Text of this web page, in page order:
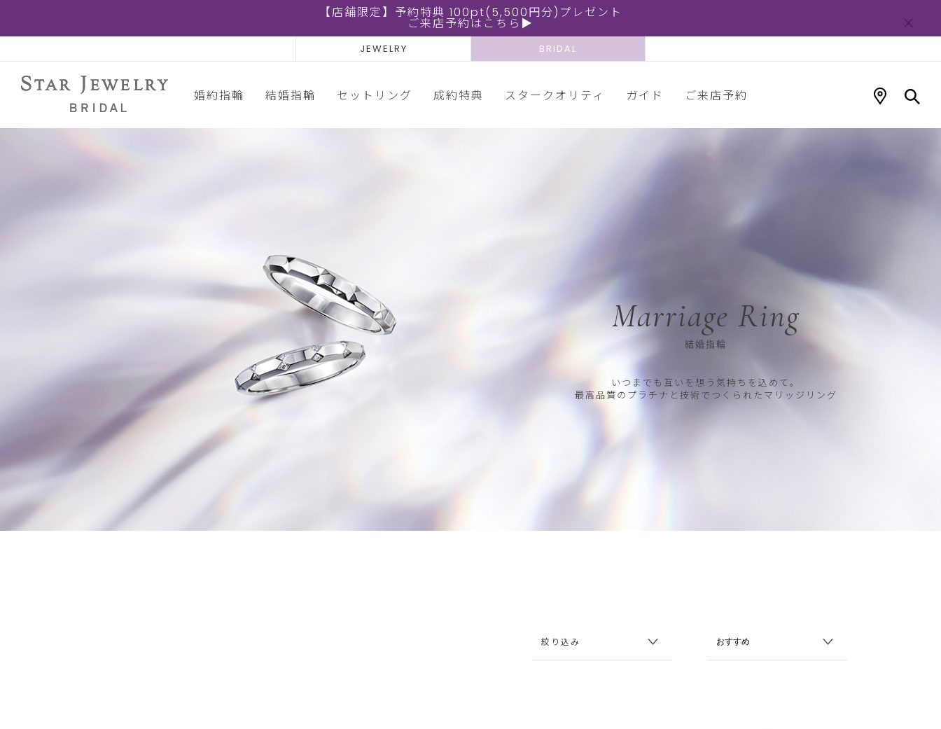
【店舗限定】予約特典 100pt(5,500円分)プレゼント
ご来店予約はこちら▶
JEWELRY BRIDAL
婚約指輪 結婚指輪 セットリング 成約特典 スタークオリティ ガイド ご来店予約
Marriage Ring
結婚指輪
いつまでも互いを想う気持ちを込めて。
最高品質のプラチナと技術でつくられたマリッジリング
絞り込み